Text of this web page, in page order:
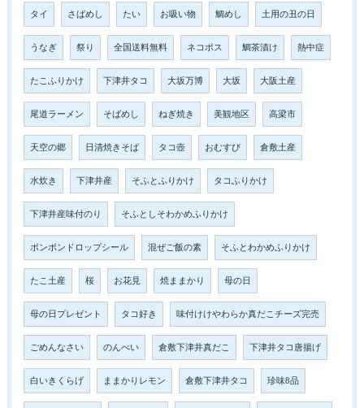
タイ さばめし たい お吸い物 鯛めし 土用の丑の日
うなぎ 祭り 全国送料無料 ネコポス 鯛茶漬け 熱中症
たこふりかけ 下津井タコ 大坂万博 大坂 大阪土産
尾道ラーメン そばめし ねぎ焼き 美観地区 高梁市
天空の郷 日清焼きそば タコ壺 おむすび 倉敷土産
水炊き 下津井産 そふとふりかけ タコふりかけ
下津井産味付のり そふとしそわかめふりかけ
ボンボンドロップシール 混ぜご飯の素 そふとわかめふりかけ
たこ土産 桜 お花見 焼ままかり 母の日
母の日プレゼント タコ好き 味付けけやわらか真だこチーズ完売
ごめんなさい のんべい 倉敷下津井真だこ 下津井タコ唐揚げ
白いきくらげ ままかりレモン 倉敷下津井タコ 珍味8品